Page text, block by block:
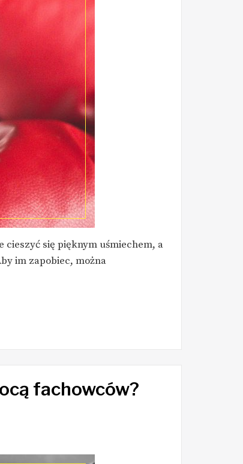
cieszyć się pięknym uśmiechem, a
im zapobiec, można
fachowców?